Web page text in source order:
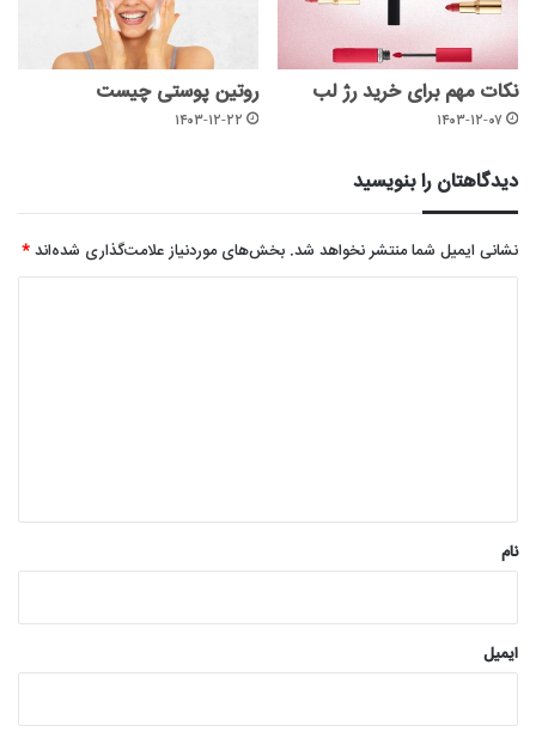
نکات مهم برای خرید رژ لب
۱۴۰۳-۱۲-۰۷
روتین پوستی چیست
۱۴۰۳-۱۲-۲۲
دیدگاهتان را بنویسید
نشانی ایمیل شما منتشر نخواهد شد. بخش‌های موردنیاز علامت‌گذاری شده‌اند*
نام
ایمیل